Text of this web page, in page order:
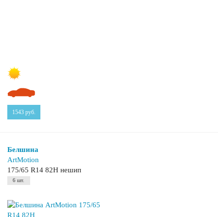
1543 руб.
Белшина
ArtMotion
175/65 R14 82H нешип
6 шт.